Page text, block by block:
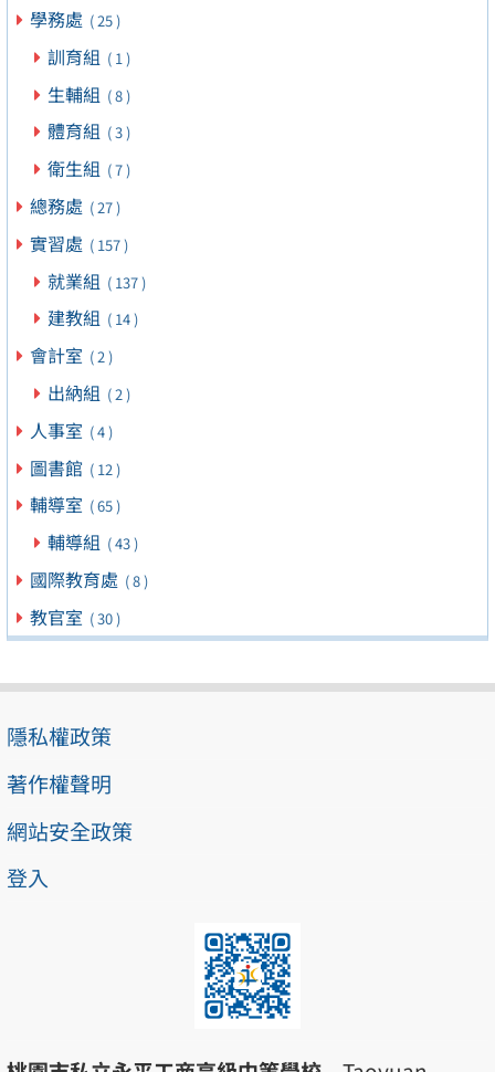
學務處 ( 25 )
訓育組 ( 1 )
生輔組 ( 8 )
體育組 ( 3 )
衛生組 ( 7 )
總務處 ( 27 )
實習處 ( 157 )
就業組 ( 137 )
建教組 ( 14 )
會計室 ( 2 )
出納組 ( 2 )
人事室 ( 4 )
圖書館 ( 12 )
輔導室 ( 65 )
輔導組 ( 43 )
國際教育處 ( 8 )
教官室 ( 30 )
隱私權政策
著作權聲明
網站安全政策
登入